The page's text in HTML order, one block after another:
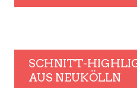
SCHNITT-
AUS NEUKÖLLN